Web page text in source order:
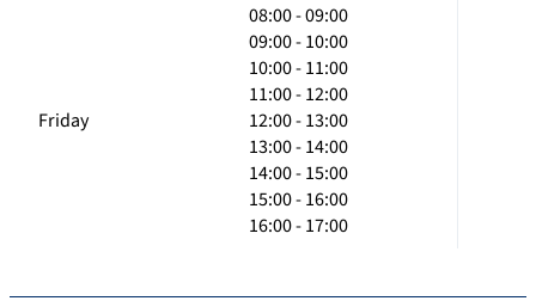
Friday
08:00 - 09:00
09:00 - 10:00
10:00 - 11:00
11:00 - 12:00
12:00 - 13:00
13:00 - 14:00
14:00 - 15:00
15:00 - 16:00
16:00 - 17:00